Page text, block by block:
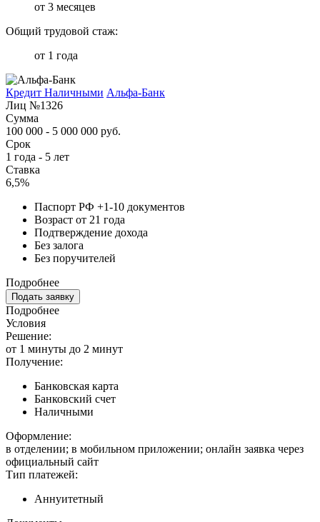
от 3 месяцев
Общий трудовой стаж:
от 1 года
Кредит Наличными Альфа-Банк
Лиц №1326
Сумма
100 000 - 5 000 000 руб.
Срок
1 года - 5 лет
Ставка
6,5%
Паспорт РФ +1-10 документов
Возраст от 21 года
Подтверждение дохода
Без залога
Без поручителей
Подробнее
Подать заявку
Подробнее
Условия
Решение:
от 1 минуты до 2 минут
Получение:
Банковская карта
Банковский счет
Наличными
Оформление:
в отделении; в мобильном приложении; онлайн заявка через
официальный сайт
Тип платежей:
Аннуитетный